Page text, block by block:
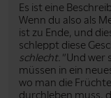
Es ist eine
Wenn du also als
ist zu Ende, und
schleppt diese
schlecht."Und wer
müssen in ein
wo man die
durchleben muss,